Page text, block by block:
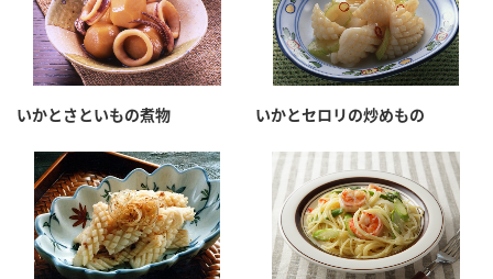
いかとさといもの煮物 いかとセロリの炒めもの